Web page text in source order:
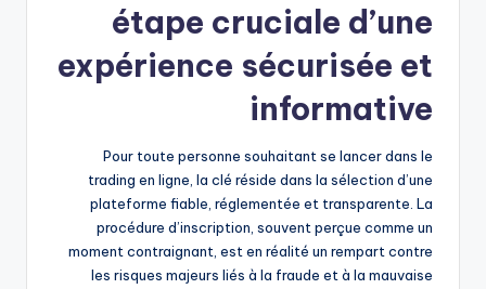
étape cruciale d’une
expérience sécurisée et
informative
Pour toute personne souhaitant se lancer dans le
trading en ligne, la clé réside dans la sélection d’une
plateforme fiable, réglementée et transparente. La
procédure d’inscription, souvent perçue comme un
moment contraignant, est en réalité un rempart contre
les risques majeurs liés à la fraude et à la mauvaise